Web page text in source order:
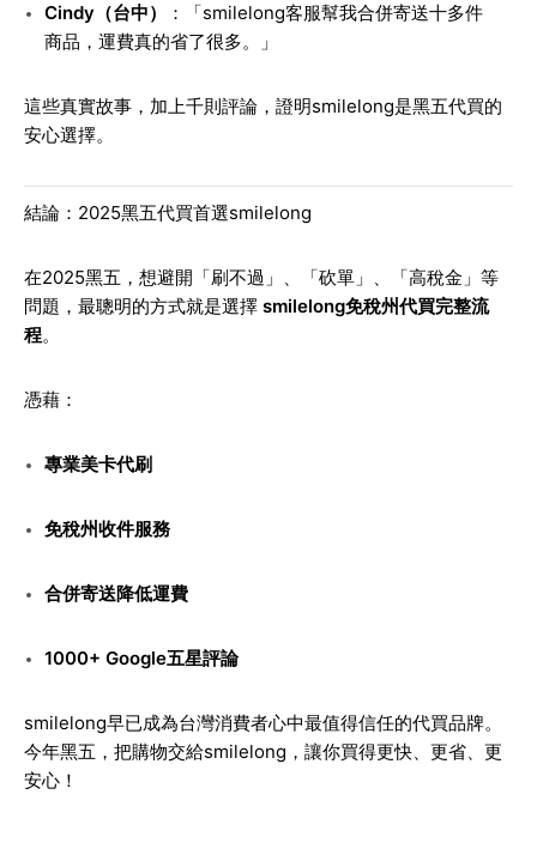
Cindy（台中）
：「smilelong客服幫我合併寄送十多件
商品，運費真的省了很多。」
這些真實故事，加上千則評論，證明smilelong是黑五代買的
安心選擇。
結論：2025黑五代買首選smilelong
在2025黑五，想避開「刷不過」、「砍單」、「高稅金」等
問題，最聰明的方式就是選擇 smilelong免稅州代買完整流
程。
憑藉：
專業美卡代刷
免稅州收件服務
合併寄送降低運費
1000+ Google五星評論
smilelong早已成為台灣消費者心中最值得信任的代買品牌。
今年黑五，把購物交給smilelong，讓你買得更快、更省、更
安心！